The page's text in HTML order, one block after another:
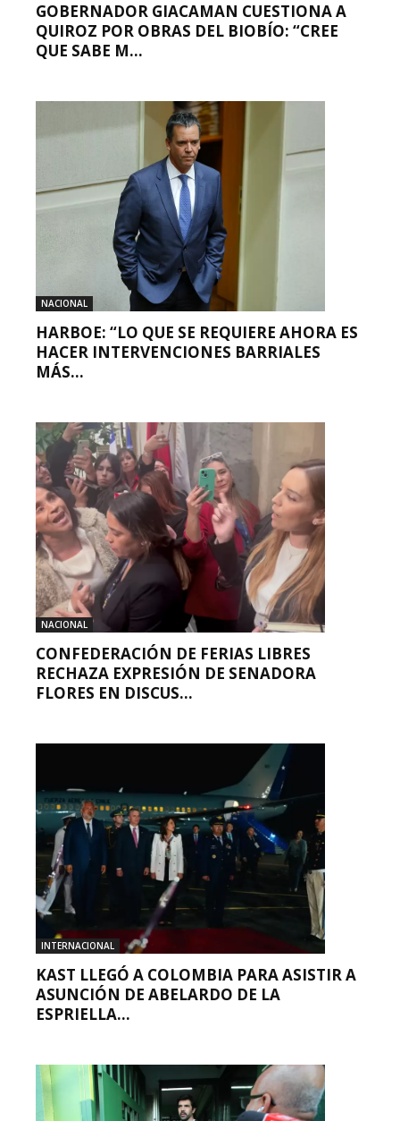
GOBERNADOR GIACAMAN CUESTIONA A
QUIROZ POR OBRAS DEL BIOBÍO: “CREE
QUE SABE M...
NACIONAL
HARBOE: “LO QUE SE REQUIERE AHORA ES
HACER INTERVENCIONES BARRIALES
MÁS...
NACIONAL
CONFEDERACIÓN DE FERIAS LIBRES
RECHAZA EXPRESIÓN DE SENADORA
FLORES EN DISCUS...
INTERNACIONAL
KAST LLEGÓ A COLOMBIA PARA ASISTIR A
ASUNCIÓN DE ABELARDO DE LA
ESPRIELLA...